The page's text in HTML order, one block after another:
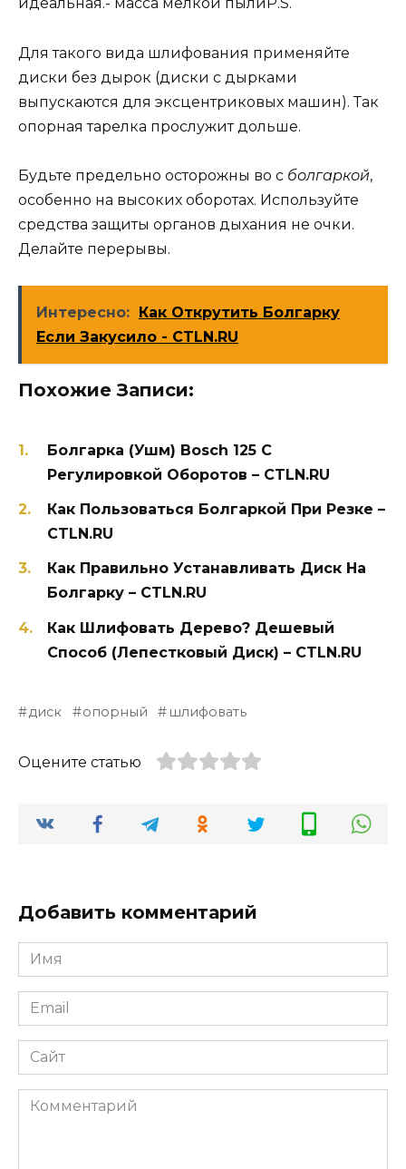
идеальная.- масса мелкой пылиP.S.
Для такого вида шлифования применяйте
диски без дырок (диски с дырками
выпускаются для эксцентриковых машин). Так
опорная тарелка прослужит дольше.
Будьте предельно осторожны во с болгаркой,
особенно на высоких оборотах. Используйте
средства защиты органов дыхания не очки.
Делайте перерывы.
Интересно: Как Открутить Болгарку
Если Закусило - CTLN.RU
Похожие Записи:
Болгарка (Ушм) Bosch 125 С
Регулировкой Оборотов – CTLN.RU
Как Пользоваться Болгаркой При Резке –
CTLN.RU
Как Правильно Устанавливать Диск На
Болгарку – CTLN.RU
Как Шлифовать Дерево? Дешевый
Способ (Лепестковый Диск) – CTLN.RU
диск опорный шлифовать
Оцените статью
Добавить комментарий
Имя
*
Email
*
Сайт
Комментарий